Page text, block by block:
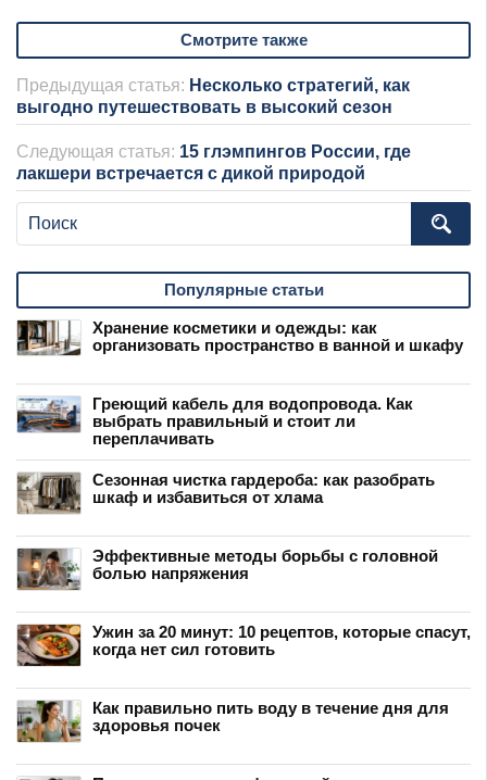
Смотрите также
Предыдущая статья: Несколько стратегий, как
выгодно путешествовать в высокий сезон
Следующая статья: 15 глэмпингов России, где
лакшери встречается с дикой природой
Популярные статьи
Хранение косметики и одежды: как
организовать пространство в ванной и шкафу
Греющий кабель для водопровода. Как
выбрать правильный и стоит ли
переплачивать
Сезонная чистка гардероба: как разобрать
шкаф и избавиться от хлама
Эффективные методы борьбы с головной
болью напряжения
Ужин за 20 минут: 10 рецептов, которые спасут,
когда нет сил готовить
Как правильно пить воду в течение дня для
здоровья почек